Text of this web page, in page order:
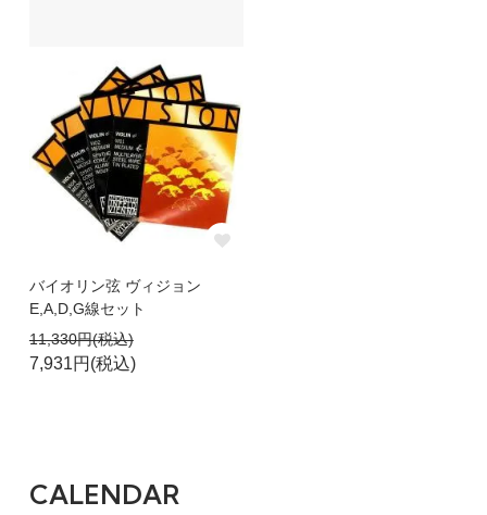
バイオリン弦 ヴィジョン
E,A,D,G線セット
11,330円(税込)
7,931円(税込)
CALENDAR